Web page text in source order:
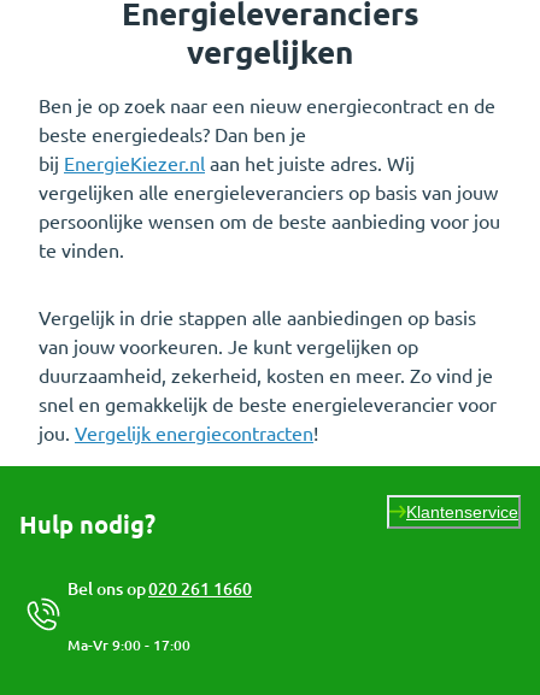
Energieleveranciers
vergelijken
Ben je op zoek naar een nieuw energiecontract en de
beste energiedeals? Dan ben je
bij EnergieKiezer.nl aan het juiste adres. Wij
vergelijken alle energieleveranciers op basis van jouw
persoonlijke wensen om de beste aanbieding voor jou
te vinden.
Vergelijk in drie stappen alle aanbiedingen op basis
van jouw voorkeuren. Je kunt vergelijken op
duurzaamheid, zekerheid, kosten en meer. Zo vind je
snel en gemakkelijk de beste energieleverancier voor
jou. Vergelijk energiecontracten!
Hulp nodig? Klantenservice
Bel ons op020 261 1660
Ma-Vr 9:00 - 17:00